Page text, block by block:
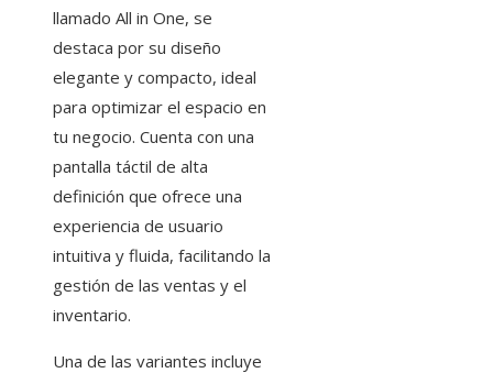
llamado All in One, se
destaca por su diseño
elegante y compacto, ideal
para optimizar el espacio en
tu negocio. Cuenta con una
pantalla táctil de alta
definición que ofrece una
experiencia de usuario
intuitiva y fluida, facilitando la
gestión de las ventas y el
inventario.
Una de las variantes incluye